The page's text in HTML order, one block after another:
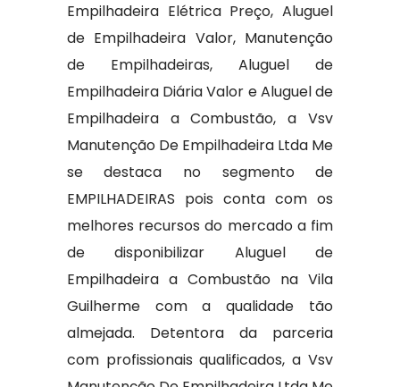
Empilhadeira Elétrica Preço, Aluguel
de Empilhadeira Valor, Manutenção
de Empilhadeiras, Aluguel de
Empilhadeira Diária Valor e Aluguel de
Empilhadeira a Combustão, a Vsv
Manutenção De Empilhadeira Ltda Me
se destaca no segmento de
EMPILHADEIRAS pois conta com os
melhores recursos do mercado a fim
de disponibilizar Aluguel de
Empilhadeira a Combustão na Vila
Guilherme com a qualidade tão
almejada. Detentora da parceria
com profissionais qualificados, a Vsv